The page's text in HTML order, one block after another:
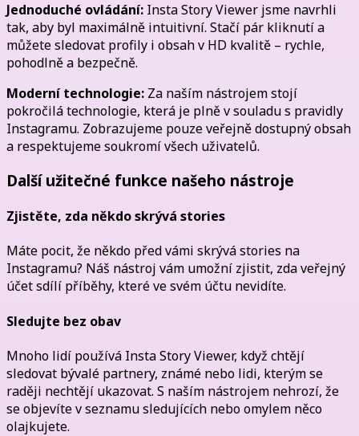
Jednoduché ovládání: Insta Story Viewer jsme navrhli
tak, aby byl maximálně intuitivní. Stačí pár kliknutí a
můžete sledovat profily i obsah v HD kvalitě – rychle,
pohodlně a bezpečně.
Moderní technologie: Za naším nástrojem stojí
pokročilá technologie, která je plně v souladu s pravidly
Instagramu. Zobrazujeme pouze veřejně dostupný obsah
a respektujeme soukromí všech uživatelů.
Další užitečné funkce našeho nástroje
Zjistěte, zda někdo skrývá stories
Máte pocit, že někdo před vámi skrývá stories na
Instagramu? Náš nástroj vám umožní zjistit, zda veřejný
účet sdílí příběhy, které ve svém účtu nevidíte.
Sledujte bez obav
Mnoho lidí používá Insta Story Viewer, když chtějí
sledovat bývalé partnery, známé nebo lidi, kterým se
raději nechtějí ukazovat. S naším nástrojem nehrozí, že
se objevíte v seznamu sledujících nebo omylem něco
olajkujete.